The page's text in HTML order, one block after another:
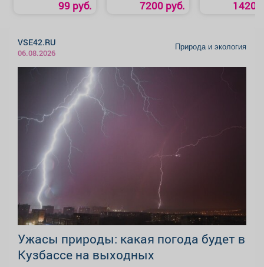
«Traveler» 99 руб. 7200 руб. 1420
VSE42.RU
06.08.2026
Природа и экология
Ужасы природы: какая погода будет в
Кузбассе на выходных